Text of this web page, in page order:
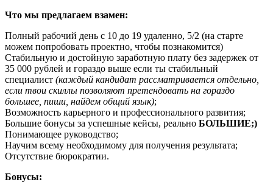
Что мы предлагаем взамен:
Полный рабочий день с 10 до 19 удаленно, 5/2 (на старте
можем попробовать проектно, чтобы познакомится)
Стабильную и достойную заработную плату без задержек от
35 000 рублей и гораздо выше если ты стабильный
специалист (каждый кандидат рассматривается отдельно,
если твои скиллы позволяют претендовать на гораздо
большее, пиши, найдем общий язык);
Возможность карьерного и профессионального развития;
Большие бонусы за успешные кейсы, реально БОЛЬШИЕ;)
Понимающее руководство;
Научим всему необходимому для получения результата;
Отсутствие бюрократии.
Бонусы: